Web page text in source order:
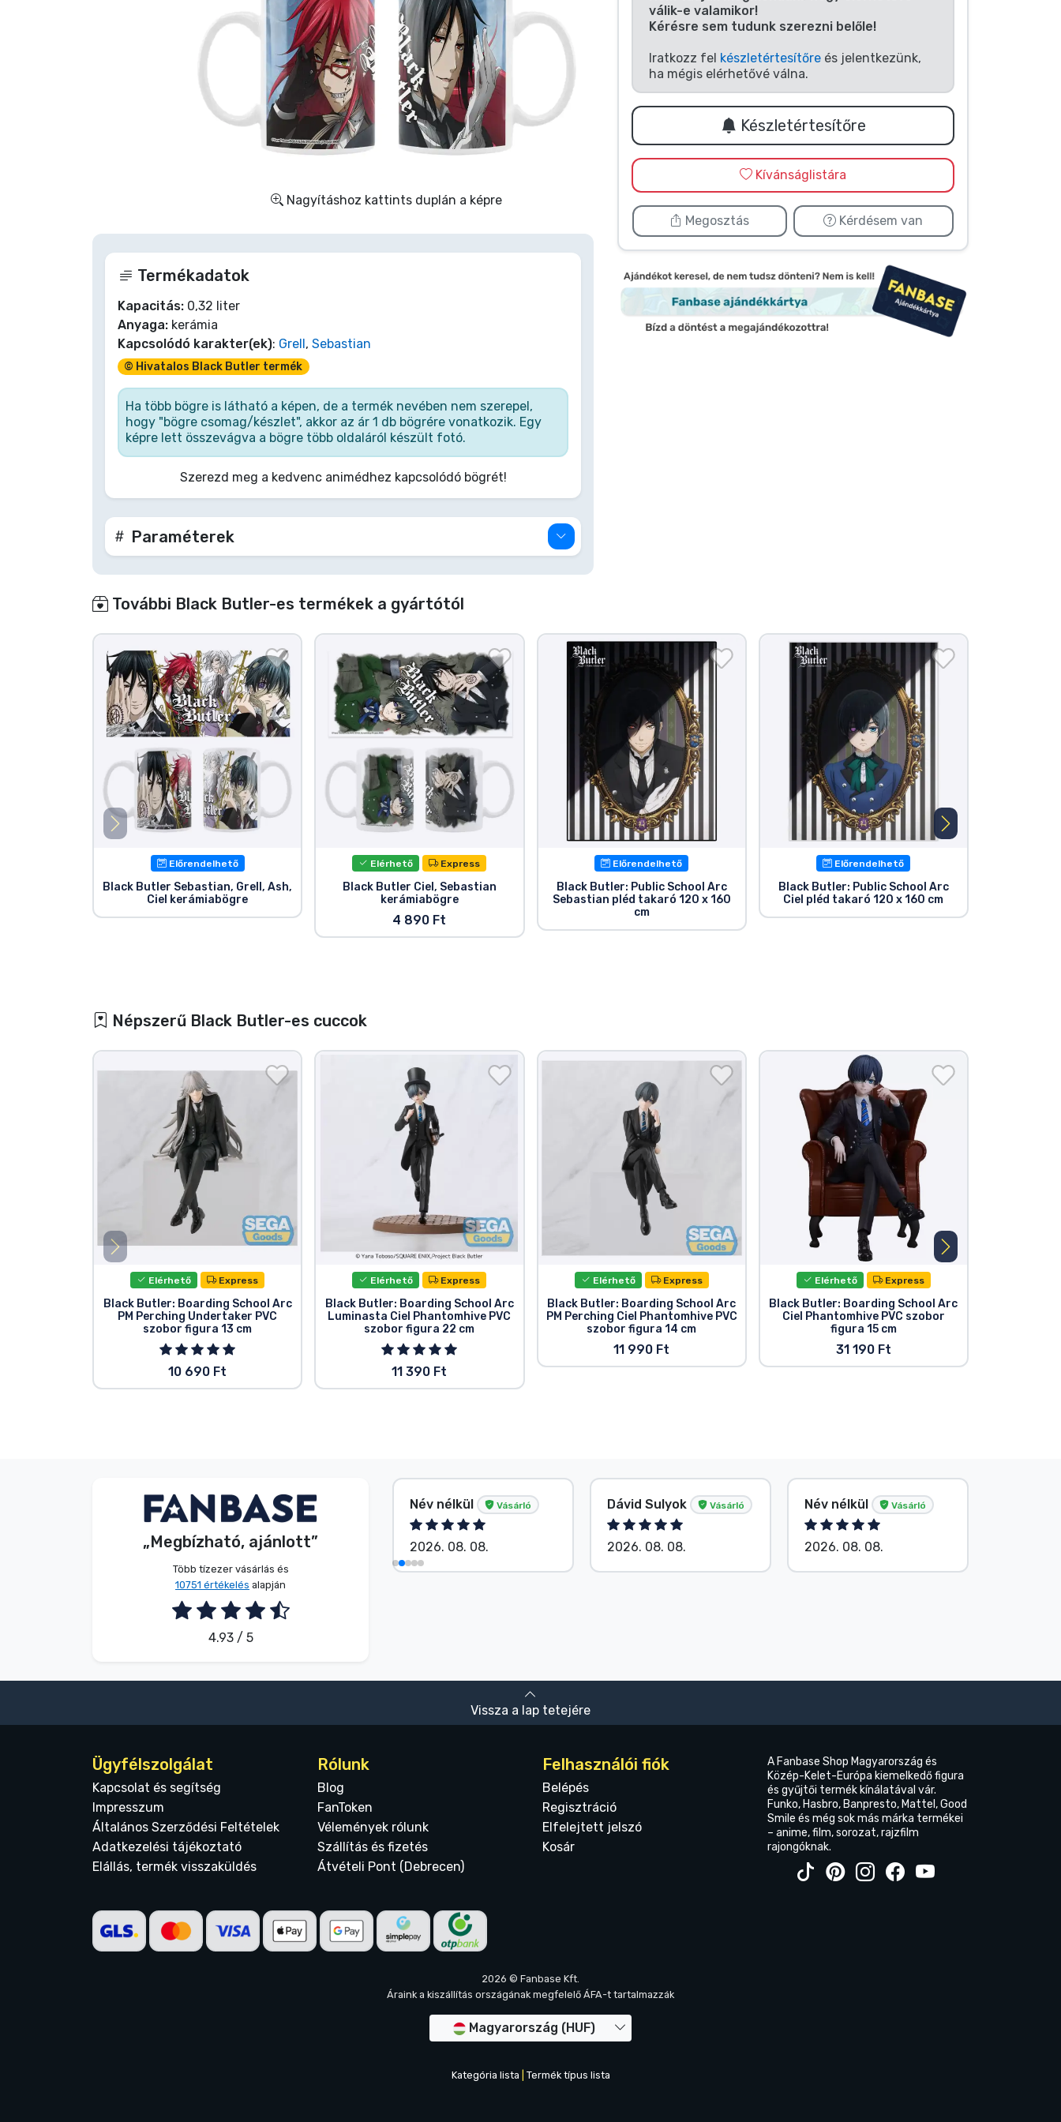
Nagyításhoz kattints duplán a képre
válik-e valamikor!
Kérésre sem tudunk szerezni belőle!
Iratkozz fel készletértesítőre és jelentkezünk,
ha mégis elérhetővé válna.
Készletértesítőre
Kívánságlistára
Megosztás Kérdésem van
Termékadatok
Kapacitás: 0,32 liter
Anyaga: kerámia
Kapcsolódó karakter(ek): Grell , Sebastian
© Hivatalos Black Butler termék
Ha több bögre is látható a képen, de a termék nevében nem szerepel,
hogy "bögre csomag/készlet", akkor az ár 1 db bögrére vonatkozik. Egy
képre lett összevágva a bögre több oldaláról készült fotó.
Szerezd meg a kedvenc animédhez kapcsolódó bögrét!
Paraméterek
További Black Butler-es termékek a gyártótól
Előrendelhető
Black Butler Sebastian, Grell, Ash,
Ciel kerámiabögre
Elérhető Express
Black Butler Ciel, Sebastian
kerámiabögre
4 890 Ft
Előrendelhető
Black Butler: Public School Arc
Sebastian pléd takaró 120 x 160
cm
Előrendelhető
Black Butler: Public School Arc
Ciel pléd takaró 120 x 160 cm
Népszerű Black Butler-es cuccok
Elérhető Express
Black Butler: Boarding School Arc
PM Perching Undertaker PVC
szobor figura 13 cm
10 690 Ft
Elérhető Express
Black Butler: Boarding School Arc
Luminasta Ciel Phantomhive PVC
szobor figura 22 cm
11 390 Ft
Elérhető Express
Black Butler: Boarding School Arc
PM Perching Ciel Phantomhive PVC
szobor figura 14 cm
11 990 Ft
Elérhető Express
Black Butler: Boarding School Arc
Ciel Phantomhive PVC szobor
figura 15 cm
31 190 Ft
„Megbízható, ajánlott”
Több tízezer vásárlás és
10751 értékelés alapján
4.93 / 5
Név nélkül Vásárló
2026. 08. 09.
Név nélkül Vásárló
2026. 08. 08.
Dávid Sulyok Vásárló
2026. 08. 08.
Név nélkül Vásárló
2026. 08. 08.
Vissza a lap tetejére
Ügyfélszolgálat
Kapcsolat és segítség
Impresszum
Általános Szerződési Feltételek
Adatkezelési tájékoztató
Elállás, termék visszaküldés
Rólunk
Blog
FanToken
Vélemények rólunk
Szállítás és fizetés
Átvételi Pont (Debrecen)
Felhasználói fiók
Belépés
Regisztráció
Elfelejtett jelszó
Kosár
A Fanbase Shop Magyarország és
Közép-Kelet-Európa kiemelkedő figura
és gyűjtői termék kínálatával vár.
Funko, Hasbro, Banpresto, Mattel, Good
Smile és még sok más márka termékei
– anime, film, sorozat, rajzfilm
rajongóknak.
2026 © Fanbase Kft.
Áraink a kiszállítás országának megfelelő ÁFA-t tartalmazzák
Magyarország (HUF)
Kategória lista Termék típus lista
Gamer cuccok
Sportos cuccok
Zenés cuccok
Terméktípusok